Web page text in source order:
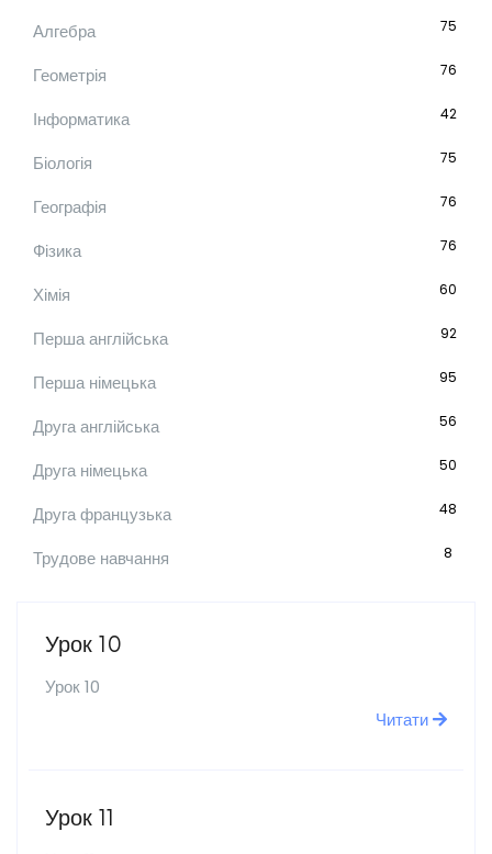
Алгебра 75
Геометрія 76
Інформатика 42
Біологія 75
Географія 76
Фізика 76
Хімія 60
Перша англійська 92
Перша німецька 95
Друга англійська 56
Друга німецька 50
Друга французька 48
Трудове навчання 8
Урок 10
Урок 10
Читати
Урок 11